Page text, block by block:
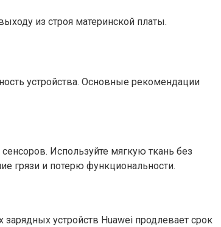
из строя материнской платы.
устройства. Основные рекомендации
Используйте мягкую ткань без
грязи и потерю функциональности.
устройств Huawei продлевает срок